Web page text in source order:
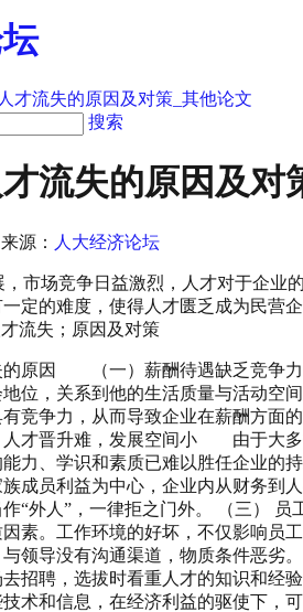
才流失的原因及对策_其他论文
搜索
流失的原因及对
来源： 人大经济论坛
市场竞争日益激烈，人才对于企业
定的难度，使得人才匮乏成为民营
流失；原因及对策
的原因 （一）薪酬待遇缺乏竞争
位，关系到他的生活质量与活动空
竞争力，从而导致企业在薪酬方面
晋升难，发展空间小 由于大多数
力、学识和素质已难以胜任企业的
成员利益为中心，企业内从财务到
“外人”，一律拒之门外。 （三）
素。工作环境的好坏，不仅影响员
领导没有沟通渠道，物质条件恶
招聘，选拔时看重人才的知识和经
技术和信息，在经济利益的驱使下